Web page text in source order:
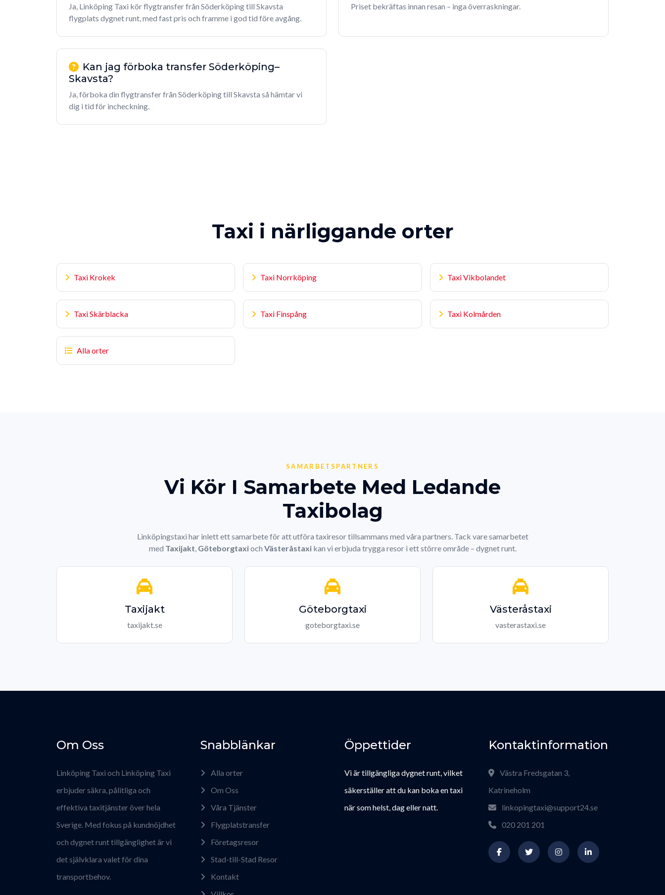
Ja, Linköping Taxi kör flygtransfer från Söderköping till Skavsta
flygplats dygnet runt, med fast pris och framme i god tid före avgång.
Priset bekräftas innan resan – inga överraskningar.
Kan jag förboka transfer Söderköping–
Skavsta?
Ja, förboka din flygtransfer från Söderköping till Skavsta så hämtar vi
dig i tid för incheckning.
Taxi i närliggande orter
Taxi Krokek Taxi Norrköping Taxi Vikbolandet
Taxi Skärblacka Taxi Finspång Taxi Kolmården
Alla orter
SAMARBETSPARTNERS
Vi Kör I Samarbete Med Ledande
Taxibolag
Linköpingstaxi har inlett ett samarbete för att utföra taxiresor tillsammans med våra partners. Tack vare samarbetet
med Taxijakt, Göteborgtaxioch Västeråstaxikan vi erbjuda trygga resor i ett större område – dygnet runt.
Taxijakt
taxijakt.se
Göteborgtaxi
goteborgtaxi.se
Västeråstaxi
vasterastaxi.se
Om Oss
Linköping Taxi och Linköping Taxi
erbjuder säkra, pålitliga och
effektiva taxitjänster över hela
Sverige. Med fokus på kundnöjdhet
och dygnet runt tillgänglighet är vi
det självklara valet för dina
transportbehov.
Snabblänkar
Alla orter
Om Oss
Våra Tjänster
Flygplatstransfer
Företagsresor
Stad-till-Stad Resor
Kontakt
Öppettider
Vi är tillgängliga dygnet runt, vilket
säkerställer att du kan boka en taxi
när som helst, dag eller natt.
Kontaktinformation
Västra Fredsgatan 3,
Katrineholm
linkopingtaxi@support24.se
020 201 201